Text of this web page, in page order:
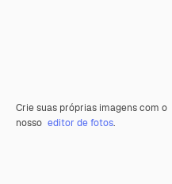
Crie suas próprias imagens com o
nosso editor de fotos.